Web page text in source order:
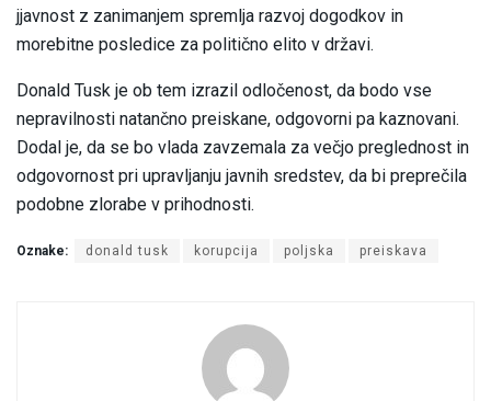
jjavnost z zanimanjem spremlja razvoj dogodkov in
morebitne posledice za politično elito v državi.
Donald Tusk je ob tem izrazil odločenost, da bodo vse
nepravilnosti natančno preiskane, odgovorni pa kaznovani.
Dodal je, da se bo vlada zavzemala za večjo preglednost in
odgovornost pri upravljanju javnih sredstev, da bi preprečila
podobne zlorabe v prihodnosti.
Oznake: donald tusk korupcija poljska preiskava